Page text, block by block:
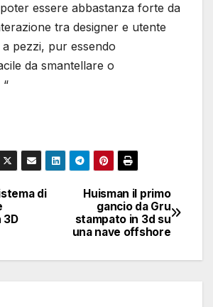
essere abbastanza forte da
tra designer e utente
pezzi, pur essendo
da smantellare o
Huisman il primo
gancio da Gru
stampato in 3d su
una nave offshore
di
3D